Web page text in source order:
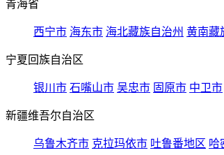
青海省
西宁市 海东市 海北藏族自治州 黄南藏
宁夏回族自治区
银川市 石嘴山市 吴忠市 固原市 中卫市
新疆维吾尔自治区
乌鲁木齐市 克拉玛依市 吐鲁番地区 哈